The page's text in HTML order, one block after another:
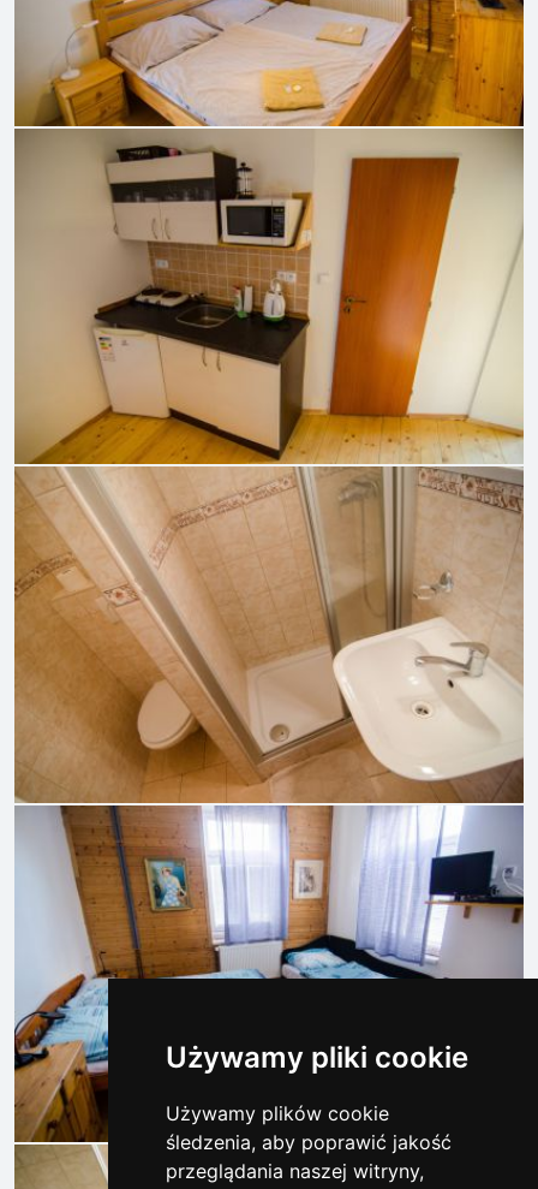
Używamy pliki cookie
Używamy plików cookie
śledzenia, aby poprawić jakość
przeglądania naszej witryny,